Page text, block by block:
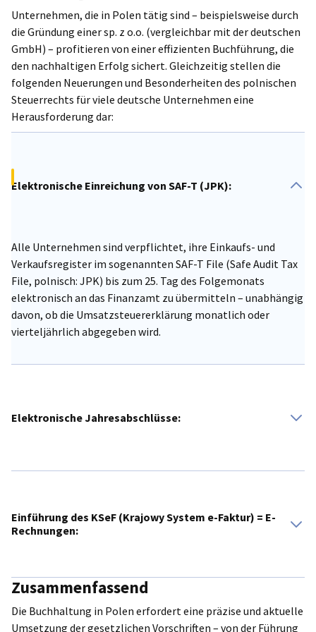
Unternehmen, die in Polen tätig sind – beispielsweise durch
die Gründung einer sp. z o.o. (vergleichbar mit der deutschen
GmbH) – profitieren von einer effizienten Buchführung, die
den nachhaltigen Erfolg sichert. Gleichzeitig stellen die
folgenden Neuerungen und Besonderheiten des polnischen
Steuerrechts für viele deutsche Unternehmen eine
Herausforderung dar:
Elektronische Einreichung von SAF-T (JPK):
Alle Unternehmen sind verpflichtet, ihre Einkaufs- und
Verkaufsregister im sogenannten SAF-T File (Safe Audit Tax
File, polnisch: JPK) bis zum 25. Tag des Folgemonats
elektronisch an das Finanzamt zu übermitteln – unabhängig
davon, ob die Umsatzsteuererklärung monatlich oder
vierteljährlich abgegeben wird.
Elektronische Jahresabschlüsse:
im polnischen Handelsregister eingetragenes
Geschäftsführungsmitglied (członek zarządu) unter
polnischen E-Standards entsprechen muss.
Einführung des KSeF (Krajowy System e-Faktur) = E-
Rechnungen:
Alle Unternehmen in Polen werden ab dem 1. Februar 2026
Rechnungen über das Krajowy System e-Faktur (KSeF) zu
Zusammenfassend
Die Buchhaltung in Polen erfordert eine präzise und aktuelle
Umsetzung der gesetzlichen Vorschriften – von der Führung